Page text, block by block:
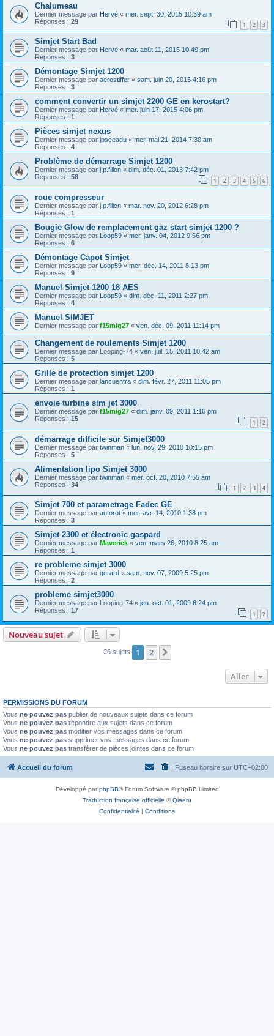
Chalumeau
Dernier message par Hervé « mer. sept. 30, 2015 10:39 am
Réponses : 29 1 2 3
Simjet Start Bad
Dernier message par Hervé « mar. août 11, 2015 10:49 pm
Réponses : 3
Démontage Simjet 1200
Dernier message par aerostiffer « sam. juin 20, 2015 4:16 pm
Réponses : 3
comment convertir un simjet 2200 GE en kerostart?
Dernier message par Hervé « mer. juin 17, 2015 4:06 pm
Réponses : 1
Pièces simjet nexus
Dernier message par jpsceadu « mer. mai 21, 2014 7:30 am
Réponses : 4
Problème de démarrage Simjet 1200
Dernier message par j.p.fillon « dim. déc. 01, 2013 7:42 pm
Réponses : 58 1 2 3 4 5 6
roue compresseur
Dernier message par j.p.fillon « mar. nov. 20, 2012 6:28 pm
Réponses : 1
Bougie Glow de remplacement gaz start simjet 1200 ?
Dernier message par Loop59 « mer. janv. 04, 2012 9:56 pm
Réponses : 6
Démontage Capot Simjet
Dernier message par Loop59 « mer. déc. 14, 2011 8:13 pm
Réponses : 9
Manuel Simjet 1200 18 AES
Dernier message par Loop59 « dim. déc. 11, 2011 2:27 pm
Réponses : 4
Manuel SIMJET
Dernier message par f15mig27 « ven. déc. 09, 2011 11:14 pm
Changement de roulements Simjet 1200
Dernier message par Looping-74 « ven. juil. 15, 2011 10:42 am
Réponses : 5
Grille de protection simjet 1200
Dernier message par lancuentra « dim. févr. 27, 2011 11:05 pm
Réponses : 1
envoie turbine sim jet 3000
Dernier message par f15mig27 « dim. janv. 09, 2011 1:16 pm
Réponses : 15 1 2
démarrage difficile sur Simjet3000
Dernier message par twinman « lun. nov. 29, 2010 10:15 pm
Réponses : 5
Alimentation lipo Simjet 3000
Dernier message par twinman « mer. oct. 20, 2010 7:55 am
Réponses : 34 1 2 3 4
Simjet 700 et parametrage Fadec GE
Dernier message par autorot « mer. avr. 14, 2010 1:38 pm
Réponses : 3
Simjet 2300 et électronic gaspard
Dernier message par Maverick « ven. mars 26, 2010 8:25 am
Réponses : 1
re probleme simjet 3000
Dernier message par gerard « sam. nov. 07, 2009 5:25 pm
Réponses : 2
probleme simjet3000
Dernier message par Looping-74 « jeu. oct. 01, 2009 6:24 pm
Réponses : 17 1 2
Nouveau sujet
26 sujets 1 2
Aller
PERMISSIONS DU FORUM
Vous ne pouvez pas publier de nouveaux sujets dans ce forum
Vous ne pouvez pas répondre aux sujets dans ce forum
Vous ne pouvez pas modifier vos messages dans ce forum
Vous ne pouvez pas supprimer vos messages dans ce forum
Vous ne pouvez pas transférer de pièces jointes dans ce forum
Accueil du forum Fuseau horaire sur UTC+02:00
Développé parphpBB® Forum Software © phpBB Limited
Traduction française officielle ©Qiaeru
Confidentialité | Conditions